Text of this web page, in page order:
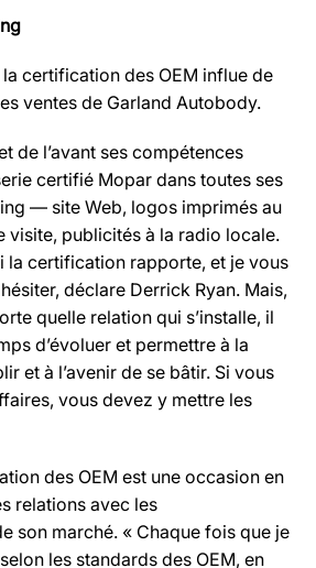
certification des OEM influe de
ventes de Garland Autobody.
de l’avant ses compétences
certifié Mopar dans toutes ses
— site Web, logos imprimés au
visite, publicités à la radio locale.
la certification rapporte, et je vous
déclare Derrick Ryan. Mais,
quelle relation qui s’installe, il
d’évoluer et permettre à la
et à l’avenir de se bâtir. Si vous
vous devez y mettre les
des OEM est une occasion en
relations avec les
son marché. « Chaque fois que je
les standards des OEM, en